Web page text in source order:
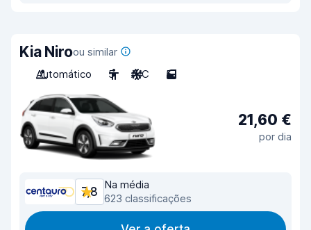
Kia Niroou similar
Automático
5 A/C 5
21,60 €
por dia
7,8
Na média
623 classificações